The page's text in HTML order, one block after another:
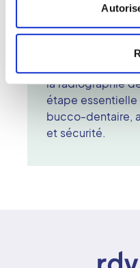
précis et de
adapté. Qu'il
la radiographie
étape essentielle
bucco-dentaire,
et sécurité.